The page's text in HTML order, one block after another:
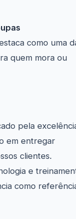
como uma
quem mora ou
pela
em entregar
clientes.
e
como